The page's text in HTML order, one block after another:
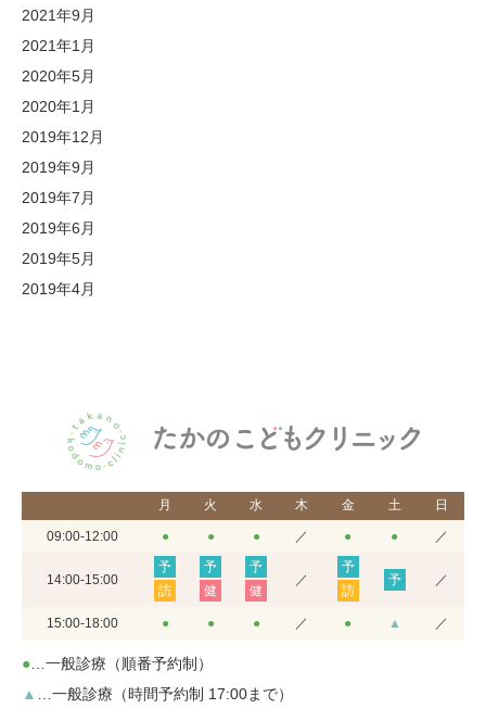
2021年9月
2021年1月
2020年5月
2020年1月
2019年12月
2019年9月
2019年7月
2019年6月
2019年5月
2019年4月
月 火 水 木 金 土 日
09:00-12:00 ● ● ● ／ ● ● ／
14:00-15:00
予
訪
予
健
予
健
／
予
訪
予 ／
15:00-18:00 ● ● ● ／ ● ▲ ／
● …一般診療（順番予約制）
▲
…一般診療（時間予約制 17:00まで）